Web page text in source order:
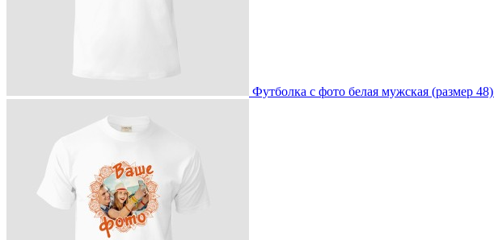
Футболка с фото белая мужская (размер 48)